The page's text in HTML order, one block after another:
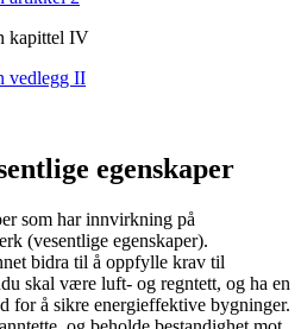
kapittel IV
vedlegg II
egenskaper
som har innvirkning på
(vesentlige egenskaper).
bidra til å oppfylle krav til
skal være luft- og regntett, og ha en
for å sikre energieffektive bygninger.